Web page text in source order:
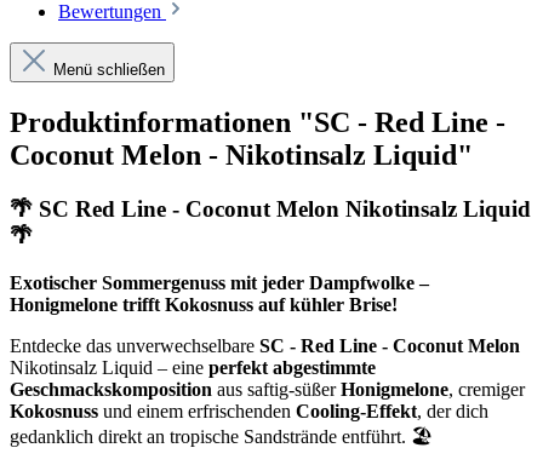
Bewertungen
Menü schließen
Produktinformationen "SC - Red Line -
Coconut Melon - Nikotinsalz Liquid"
🌴 SC Red Line - Coconut Melon Nikotinsalz Liquid
🌴
Exotischer Sommergenuss mit jeder Dampfwolke –
Honigmelone trifft Kokosnuss auf kühler Brise!
Entdecke das unverwechselbare SC - Red Line - Coconut Melon
Nikotinsalz Liquid – eine perfekt abgestimmte
Geschmackskomposition aus saftig-süßerHonigmelone, cremiger
Kokosnuss und einem erfrischenden Cooling-Effekt, der dich
gedanklich direkt an tropische Sandstrände entführt. 🏖️